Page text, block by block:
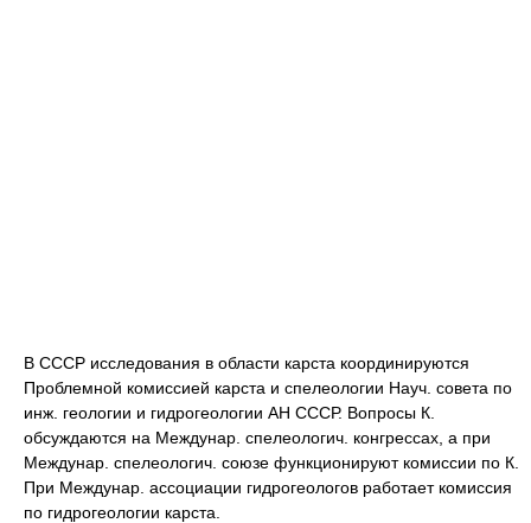
В СССР исследования в области карста координируются
Проблемной комиссией карста и спелеологии Науч. совета по
инж. геологии и гидрогеологии АН СССР. Вопросы К.
обсуждаются на Междунар. спелеологич. конгрессах, а при
Междунар. спелеологич. союзе функционируют комиссии по К.
При Междунар. ассоциации гидрогеологов работает комиссия
по гидрогеологии карста.